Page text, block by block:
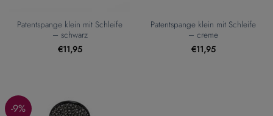
Patentspange klein mit Schleife
– schwarz
€11,95
Patentspange klein mit Schleife
– creme
€11,95
-9%